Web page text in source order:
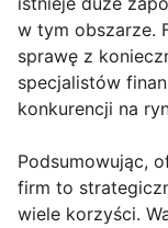
w tym obszarze.
sprawę z
specjalistów
konkurencji na
Podsumowując,
firm to
wiele korzyści.